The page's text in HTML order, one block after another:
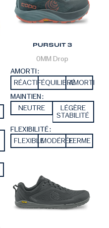
PURSUIT 3
0MM Drop
AMORTI :
RÉACTIFÉQUILIBRÉAMORTI
MAINTIEN :
NEUTRE
LÉGÈRE
STABILITÉ
FLEXIBILITÉ :
FLEXIBLEMODÉRÉEFERME